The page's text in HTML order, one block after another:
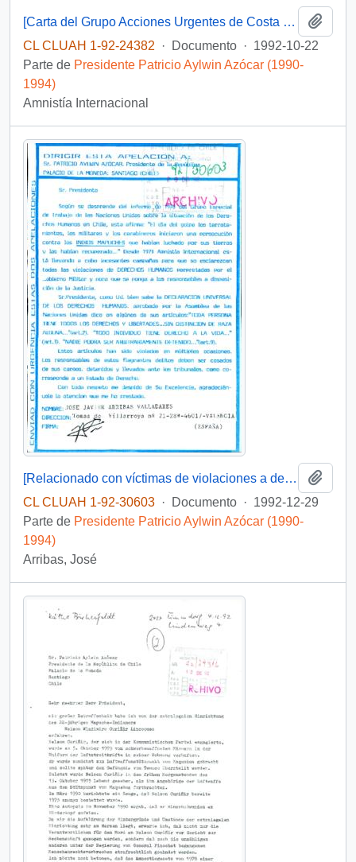
[Carta del Grupo Acciones Urgentes de Costa Rica referente a caso de Alfonso Chanfreau]
CL CLUAH 1-92-24382
· Documento · 1992-10-22
Parte de Presidente Patricio Aylwin Azócar (1990-
1994)
Amnistía Internacional
[Relacionado con víctimas de violaciones a derechos humanos mapuches]
CL CLUAH 1-92-30603 · Documento · 1992-12-29
Parte de Presidente Patricio Aylwin Azócar (1990-
1994)
Arribas, José